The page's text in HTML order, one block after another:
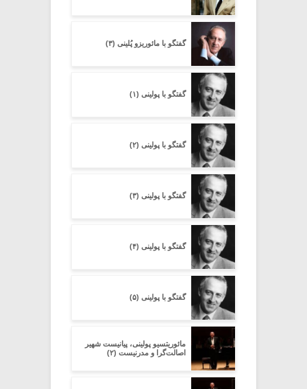
گفتگو با مائوریزو پُلینی (۳)
گفتگو با پولینی (۱)
گفتگو با پولینی (۲)
گفتگو با پولینی (۳)
گفتگو با پولینی (۴)
گفتگو با پولینی (۵)
مائوریتسیو پولینی، پیانیست شهیر
اصالت‌گرا و مدرنیست (۲)